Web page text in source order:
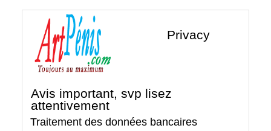
Privacy
Avis important, svp lisez
attentivement
Traitement des données bancaires